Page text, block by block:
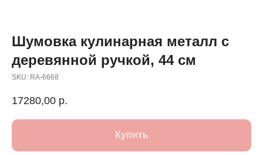
Шумовка кулинарная металл с
деревянной ручкой, 44 см
SKU: RA-6668
17280,00 р.
Купить